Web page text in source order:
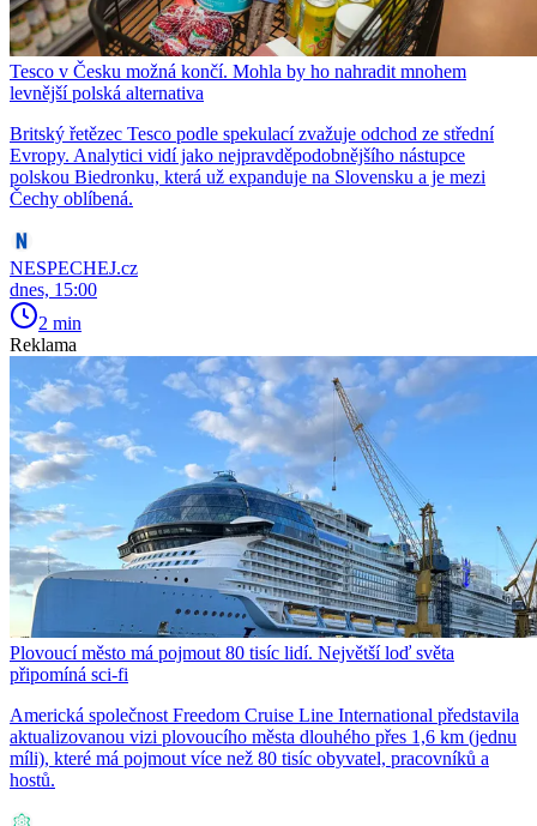
Tesco v Česku možná končí. Mohla by ho nahradit mnohem
levnější polská alternativa
Britský řetězec Tesco podle spekulací zvažuje odchod ze střední
Evropy. Analytici vidí jako nejpravděpodobnějšího nástupce
polskou Biedronku, která už expanduje na Slovensku a je mezi
Čechy oblíbená.
NESPECHEJ.cz
dnes, 15:00
2 min
Reklama
Plovoucí město má pojmout 80 tisíc lidí. Největší loď světa
připomíná sci-fi
Americká společnost Freedom Cruise Line International představila
aktualizovanou vizi plovoucího města dlouhého přes 1,6 km (jednu
míli), které má pojmout více než 80 tisíc obyvatel, pracovníků a
hostů.